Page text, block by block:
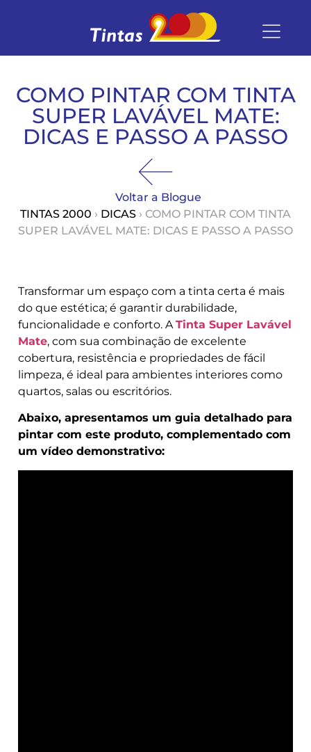
COMO PINTAR COM TINTA
SUPER LAVÁVEL MATE:
DICAS E PASSO A PASSO
Voltar a Blogue
TINTAS 2000 › DICAS › COMO PINTAR COM TINTA
SUPER LAVÁVEL MATE: DICAS E PASSO A PASSO
Transformar um espaço com a tinta certa é mais
do que estética; é garantir durabilidade,
funcionalidade e conforto. ATinta Super Lavável
Mate, com sua combinação de excelente
cobertura, resistência e propriedades de fácil
limpeza, é ideal para ambientes interiores como
quartos, salas ou escritórios.
Abaixo, apresentamos um guia detalhado para
pintar com este produto, complementado com
um vídeo demonstrativo: